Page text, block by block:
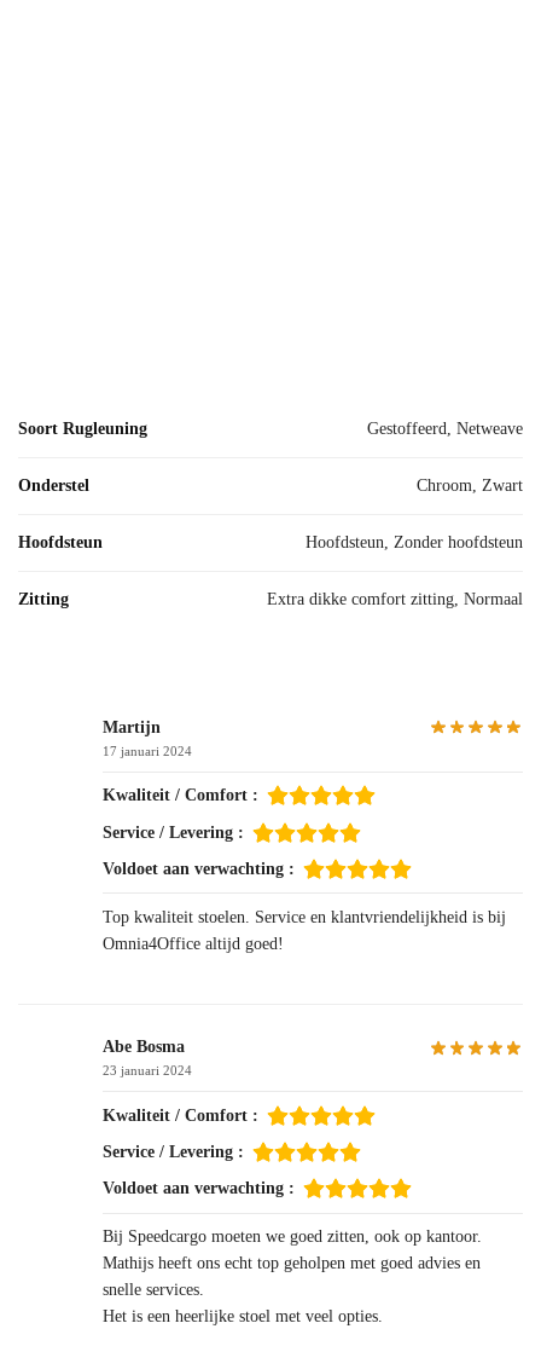
Soort Rugleuning Gestoffeerd, Netweave
Onderstel Chroom, Zwart
Hoofdsteun Hoofdsteun, Zonder hoofdsteun
Zitting Extra dikke comfort zitting, Normaal
Martijn
17 januari 2024
Kwaliteit / Comfort :
Service / Levering :
Voldoet aan verwachting :
Top kwaliteit stoelen. Service en klantvriendelijkheid is bij
Omnia4Office altijd goed!
Abe Bosma
23 januari 2024
Kwaliteit / Comfort :
Service / Levering :
Voldoet aan verwachting :
Bij Speedcargo moeten we goed zitten, ook op kantoor.
Mathijs heeft ons echt top geholpen met goed advies en
snelle services.
Het is een heerlijke stoel met veel opties.